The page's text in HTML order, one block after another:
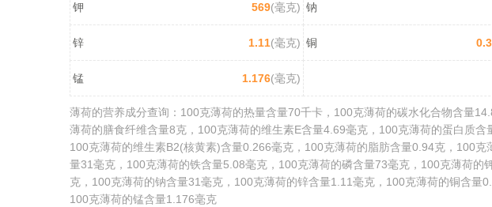
钾 569(毫克) 钠
锌 1.11(毫克) 铜
锰 1.176(毫克)
薄荷的营养成分查询：100克薄荷的热量含量70千卡，100克薄荷的碳水化合物含量
薄荷的膳食纤维含量8克，100克薄荷的维生素E含量4.69毫克，100克薄荷的蛋白质含
100克薄荷的维生素B2(核黄素)含量0.266毫克，100克薄荷的脂肪含量0.94克，100克
量31毫克，100克薄荷的铁含量5.08毫克，100克薄荷的磷含量73毫克，100克薄荷的
克，100克薄荷的钠含量31毫克，100克薄荷的锌含量1.11毫克，100克薄荷的铜含量
100克薄荷的锰含量1.176毫克